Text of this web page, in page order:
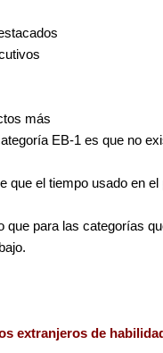
más
EB-1 es que no
que el tiempo usado en
que para las categorías
extranjeros de